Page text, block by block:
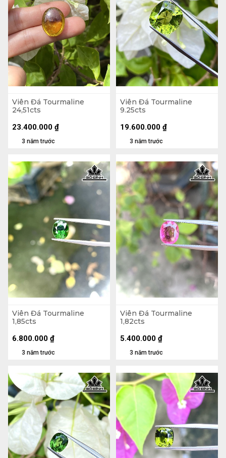
Viên Đá Tourmaline
24,51cts
3 năm trước
23.400.000 ₫
Viên Đá Tourmaline
9.25cts
3 năm trước
19.600.000 ₫
Viên Đá Tourmaline
1,85cts
3 năm trước
6.800.000 ₫
Viên Đá Tourmaline
1,82cts
3 năm trước
5.400.000 ₫